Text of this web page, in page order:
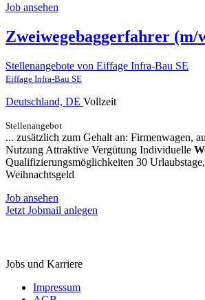
Job ansehen
Zweiwegebaggerfahrer (m/
Stellenangebote von Eiffage Infra-Bau SE
Eiffage Infra-Bau SE
Deutschland, DE Vollzeit
Stellenangebot
... zusätzlich zum Gehalt an: Firmenwagen,
Nutzung Attraktive Vergütung Individuelle
Qualifizierungsmöglichkeiten 30
Weihnachtsgeld
Job ansehen
Jetzt Jobmail anlegen
Jobs und Karriere
Impressum